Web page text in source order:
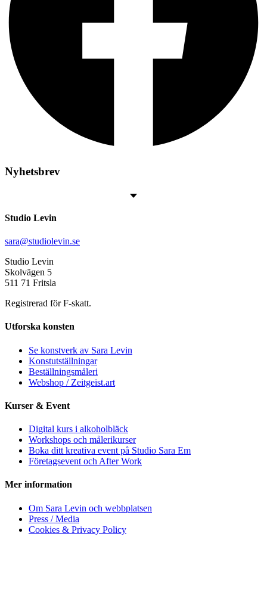
Nyhetsbrev
Studio Levin
sara@studiolevin.se
Studio Levin
Skolvägen 5
511 71 Fritsla
Registrerad för F-skatt.
Utforska konsten
Se konstverk av Sara Levin
Konstutställningar
Beställningsmåleri
Webshop / Zeitgeist.art
Kurser & Event
Digital kurs i alkoholbläck
Workshops och målerikurser
Boka ditt kreativa event på Studio Sara Em
Företagsevent och After Work
Mer information
Om Sara Levin och webbplatsen
Press / Media
Cookies & Privacy Policy